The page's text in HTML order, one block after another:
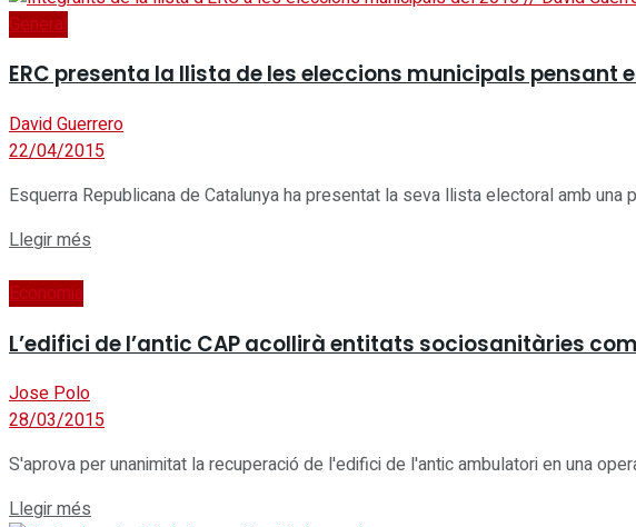
General
ERC presenta la llista de les eleccions municipals pensant
David Guerrero
22/04/2015
Esquerra Republicana de Catalunya ha presentat la seva llista electoral amb una
Llegir més
Economia
L’edifici de l’antic CAP acollirà entitats sociosanitàries
Jose Polo
28/03/2015
S'aprova per unanimitat la recuperació de l'edifici de l'antic ambulatori en una
Llegir més